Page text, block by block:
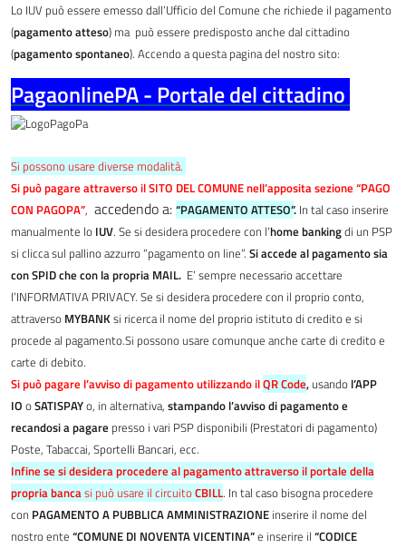
Lo IUV può essere emesso dall’Ufficio del Comune che richiede il pagamento
(pagamento atteso) ma può essere predisposto anche dal cittadino
(pagamento spontaneo). Accendo a questa pagina del nostro sito:
PagaonlinePA - Portale del cittadino
Si possono usare diverse modalità.
Si può pagare attraverso il SITO DEL COMUNE nell’apposita sezione “PAGO
CON PAGOPA”, accedendo a: “PAGAMENTO ATTESO”. In tal caso inserire
manualmente lo IUV. Se si desidera procedere con l’home bankingdi un PSP
si clicca sul pallino azzurro “pagamento on line”. Si accede al pagamento sia
con SPID che con la propria MAIL. E’ sempre necessario accettare
l’INFORMATIVA PRIVACY. Se si desidera procedere con il proprio conto,
attraverso MYBANKsi ricerca il nome del proprio istituto di credito e si
procede al pagamento.Si possono usare comunque anche carte di credito e
carte di debito.
Si può pagare l’avviso di pagamento utilizzando ilQR Code, usando l’APP
IO oSATISPAYo, in alternativa, stampando l’avviso di pagamento e
recandosi a pagare presso i vari PSP disponibili (Prestatori di pagamento)
Poste, Tabaccai, Sportelli Bancari, ecc.
Infine se si desidera procedere al pagamento attraverso il portale della
propria bancasi può usare il circuitoCBILL. In tal caso bisogna procedere
con PAGAMENTO A PUBBLICA AMMINISTRAZIONE inserire il nome del
nostro ente “COMUNE DI NOVENTA VICENTINA”e inserire il “CODICE